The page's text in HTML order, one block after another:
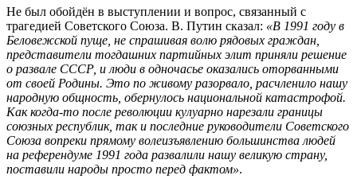
Не был обойдён в выступлении и вопрос, связанный с
трагедией Советского Союза. В. Путин сказал: «В 1991 году в
Беловежской пуще, не спрашивая волю рядовых граждан,
представители тогдашних партийных элит приняли решение
о развале СССР, и люди в одночасье оказались оторванными
от своей Родины. Это по живому разорвало, расчленило нашу
народную общность, обернулось национальной катастрофой.
Как когда-то после революции кулуарно нарезали границы
союзных республик, так и последние руководители Советского
Союза вопреки прямому волеизъявлению большинства людей
на референдуме 1991 года развалили нашу великую страну,
поставили народы просто перед фактом».